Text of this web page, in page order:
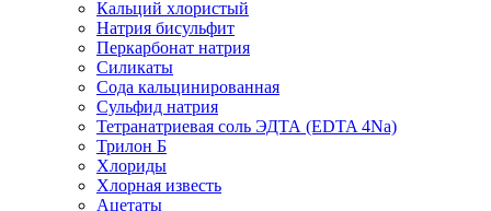
Кальций хлористый
Натрия бисульфит
Перкарбонат натрия
Силикаты
Сода кальцинированная
Сульфид натрия
Тетранатриевая соль ЭДТА (EDTA 4Na)
Трилон Б
Хлориды
Хлорная известь
Ацетаты